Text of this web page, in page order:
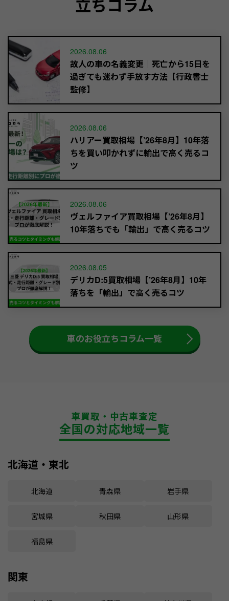
立ちコラム
2026.08.06
故人の車の名義変更｜死亡から15日を
過ぎても迷わず手放す方法【行政書士
監修】
2026.08.06
ハリアー買取相場【’26年8月】10年落
ちを買い叩かれずに輸出で高く売るコ
ツ
2026.08.06
ヴェルファイア買取相場【’26年8月】
10年落ちでも「輸出」で高く売るコツ
2026.08.05
デリカD:5買取相場【’26年8月】10年
落ちを「輸出」で高く売るコツ
車のお役立ちコラム一覧
車買取・中古車査定
全国の対応地域一覧
北海道・東北
北海道 青森県 岩手県
宮城県 秋田県 山形県
福島県
関東